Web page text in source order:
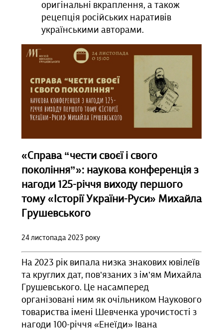
оригінальні вкраплення, а також
рецепція російських наративів
українськими авторами.
«Справа “чести своєї і свого
покоління”»: наукова конференція з
нагоди 125-річчя виходу першого
тому «Історії України-Руси» Михайла
Грушевського
24 листопада 2023 року
На 2023 рік випала низка знакових ювілеїв
та круглих дат, пов’язаних з ім’ям Михайла
Грушевського. Це насамперед
організовані ним як очільником Наукового
товариства імені Шевченка урочистості з
нагоди 100-річчя «Енеїди» Івана